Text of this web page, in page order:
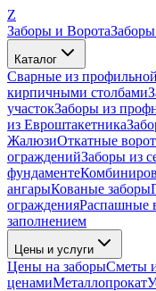
Z
Заборы и Ворота
Каталог
Сварные из
кирпичными столбами
участокЗаборы из
из Евроштакетника
ЖалюзиОткатные
огражденийЗаборы из
фундаменте
ангарыКованые заборы
огражденияРаспашные
заполнением
Цены и услуги
Цены на заборыСметы
ценамиМеталлопрокат